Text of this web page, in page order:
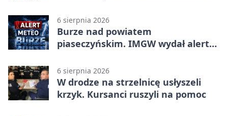
6 sierpnia 2026
Burze nad powiatem
piaseczyńskim. IMGW wydał alert
6 sierpnia 2026
W drodze na strzelnicę usłyszeli
krzyk. Kursanci ruszyli na pomoc